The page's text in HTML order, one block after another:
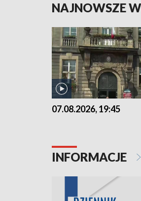
NAJNOWSZE
07.08.2026, 19:45
INFORMACJE